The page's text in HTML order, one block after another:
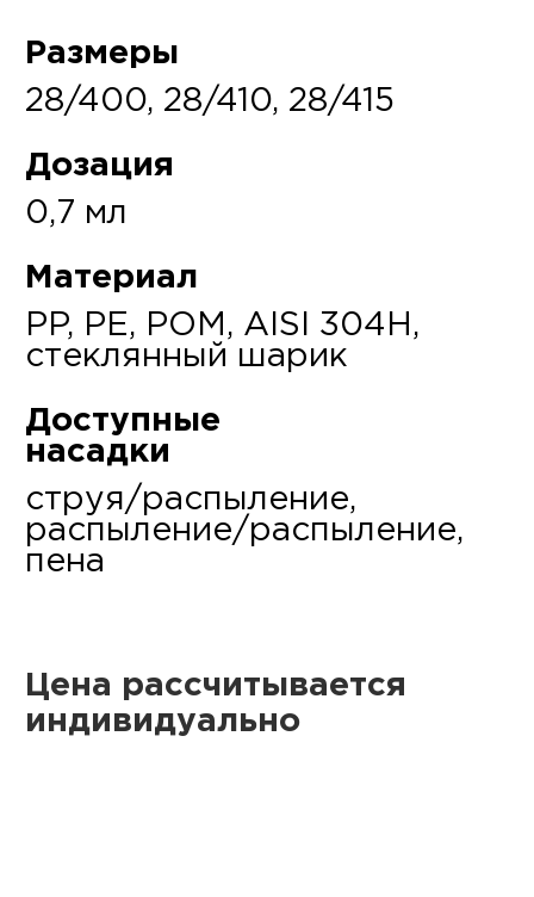
Размеры
28/400, 28/410, 28/415
Дозация
0,7 мл
Материал
PP, PE, POM, AISI 304H,
стеклянный шарик
Доступные
насадки
струя/распыление,
распыление/распыление,
пена
Цена рассчитывается
индивидуально